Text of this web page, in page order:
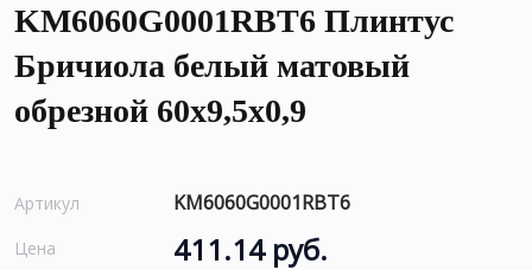
KM6060G0001RBT6 Плинтус
Бричиола белый матовый
обрезной 60x9,5x0,9
Артикул KM6060G0001RBT6
Цена 411.14 руб.